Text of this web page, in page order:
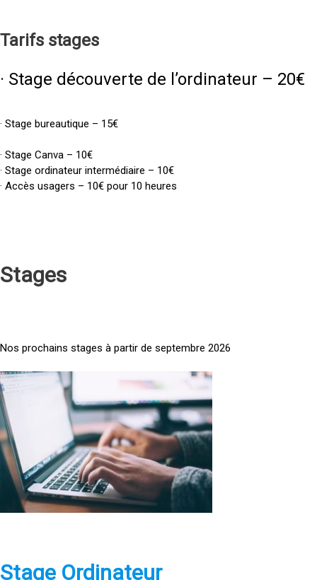
Tarifs stages
· Stage découverte de l’ordinateur – 20€
· Stage bureautique – 15€
· Stage Canva – 10€
· Stage ordinateur intermédiaire – 10€
· Accès usagers – 10€ pour 10 heures
Stages
Nos prochains stages à partir de septembre 2026
<
a
h
e
f
pStage Ordinateur